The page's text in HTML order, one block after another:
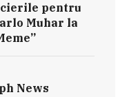
pentru
Muhar la
News